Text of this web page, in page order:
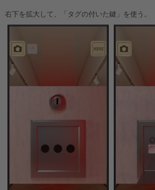
右下を拡大して、「タグの付いた鍵」を使う。